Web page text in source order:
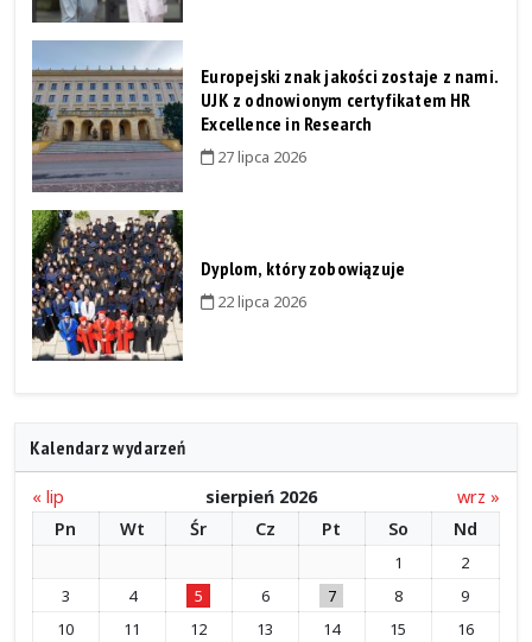
Europejski znak jakości zostaje z nami.
UJK z odnowionym certyfikatem HR
Excellence in Research
27 lipca 2026
Dyplom, który zobowiązuje
22 lipca 2026
Kalendarz wydarzeń
« lip sierpień 2026
wrz »
Pn
Wt Śr Cz Pt So Nd
1
2
3
4 5 6 7 8
9
10
11 12 13 14 15
16